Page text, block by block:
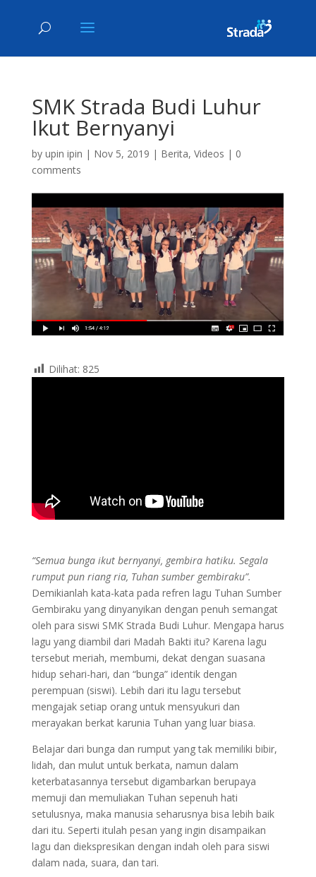
SMK Strada Budi Luhur
Ikut Bernyanyi
by upin ipin | Nov 5, 2019 | Berita, Videos | 0
comments
Dilihat: 825
“Semua bunga ikut bernyanyi, gembira hatiku. Segala
rumput pun riang ria, Tuhan sumber gembiraku”.
Demikianlah kata-kata pada refren lagu Tuhan Sumber
Gembiraku yang dinyanyikan dengan penuh semangat
oleh para siswi SMK Strada Budi Luhur. Mengapa harus
lagu yang diambil dari Madah Bakti itu? Karena lagu
tersebut meriah, membumi, dekat dengan suasana
hidup sehari-hari, dan “bunga” identik dengan
perempuan (siswi). Lebih dari itu lagu tersebut
mengajak setiap orang untuk mensyukuri dan
merayakan berkat karunia Tuhan yang luar biasa.
Belajar dari bunga dan rumput yang tak memiliki bibir,
lidah, dan mulut untuk berkata, namun dalam
keterbatasannya tersebut digambarkan berupaya
memuji dan memuliakan Tuhan sepenuh hati
setulusnya, maka manusia seharusnya bisa lebih baik
dari itu. Seperti itulah pesan yang ingin disampaikan
lagu dan diekspresikan dengan indah oleh para siswi
dalam nada, suara, dan tari.